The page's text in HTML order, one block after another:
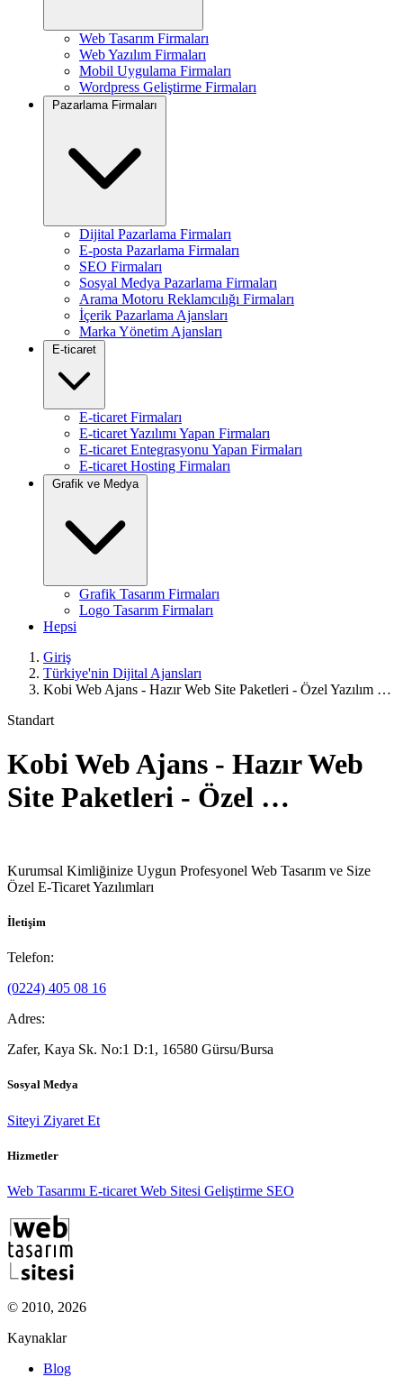
Web Tasarım Firmaları
Web Yazılım Firmaları
Mobil Uygulama Firmaları
Wordpress Geliştirme Firmaları
Pazarlama Firmaları
Dijital Pazarlama Firmaları
E-posta Pazarlama Firmaları
SEO Firmaları
Sosyal Medya Pazarlama Firmaları
Arama Motoru Reklamcılığı Firmaları
İçerik Pazarlama Ajansları
Marka Yönetim Ajansları
E-ticaret
E-ticaret Firmaları
E-ticaret Yazılımı Yapan Firmaları
E-ticaret Entegrasyonu Yapan Firmaları
E-ticaret Hosting Firmaları
Grafik ve Medya
Grafik Tasarım Firmaları
Logo Tasarım Firmaları
Hepsi
Giriş
Türkiye'nin Dijital Ajansları
Kobi Web Ajans - Hazır Web Site Paketleri - Özel Yazılım …
Standart
Kobi Web Ajans - Hazır Web
Site Paketleri - Özel …
Kurumsal Kimliğinize Uygun Profesyonel Web Tasarım ve Size
Özel E-Ticaret Yazılımları
İletişim
Telefon:
(0224) 405 08 16
Adres:
Zafer, Kaya Sk. No:1 D:1, 16580 Gürsu/Bursa
Sosyal Medya
Siteyi Ziyaret Et
Hizmetler
Web Tasarımı E-ticaret Web Sitesi Geliştirme SEO
© 2010, 2026
Kaynaklar
Blog